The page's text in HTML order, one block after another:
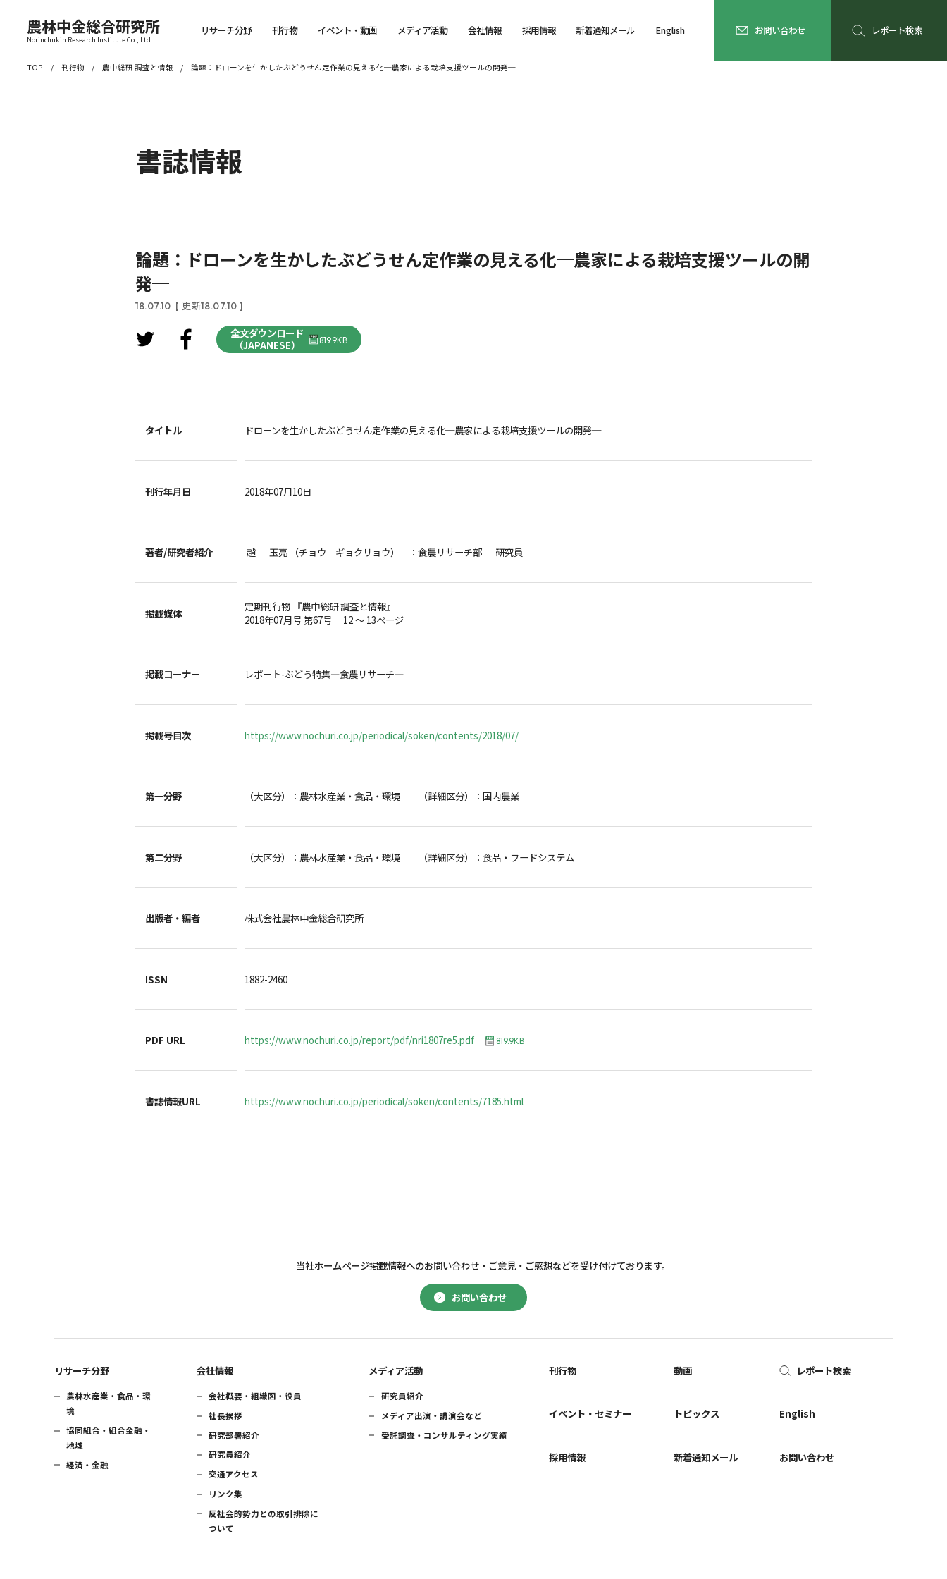
農林中金総合研究所
Norinchukin Research Institute Co., Ltd.
リサーチ分野 刊行物 イベント・動画 メディア活動 会社情報 採用情報 新着通知メール English お問い合わせ レポート検索
TOP 刊行物 農中総研 調査と情報 論題：ドローンを生かしたぶどうせん定作業の見える化─農家による栽培支援ツールの開発─
書誌情報
論題：ドローンを生かしたぶどうせん定作業の見える化─農家による栽培支援ツールの開
発─
18.07.10 [ 更新18.07.10 ]
全文ダウンロード
（JAPANESE）
819.9KB
タイトル ドローンを生かしたぶどうせん定作業の見える化─農家による栽培支援ツールの開発─
刊行年月日 2018年07月10日
著者/研究者紹介 趙 玉亮 （チョウ ギョクリョウ） ：食農リサーチ部 研究員
掲載媒体
定期刊行物 『農中総研 調査と情報』
2018年07月号 第67号 12 ～ 13ページ
掲載コーナー レポート-ぶどう特集―食農リサーチ―
掲載号目次 https://www.nochuri.co.jp/periodical/soken/contents/2018/07/
第一分野 （大区分）：農林水産業・食品・環境 （詳細区分）：国内農業
第二分野 （大区分）：農林水産業・食品・環境 （詳細区分）：食品・フードシステム
出版者・編者 株式会社農林中金総合研究所
ISSN 1882-2460
PDF URL https://www.nochuri.co.jp/report/pdf/nri1807re5.pdf 819.9KB
書誌情報URL https://www.nochuri.co.jp/periodical/soken/contents/7185.html
お問い合わせ
当社ホームページ掲載情報へのお問い合わせ・ ご意見・ご感想などを受け付けております。
リサーチ分野
農林水産業・食品・環
境
協同組合・組合金融・
地域
経済・金融
会社情報
会社概要・組織図・役員
社長挨拶
研究部署紹介
研究員紹介
交通アクセス
リンク集
反社会的勢力との取引排除に
ついて
メディア活動
研究員紹介
メディア出演・講演会など
受託調査・コンサルティング実績
刊行物
イベント・セミナー
採用情報
動画
トピックス
新着通知メール
レポート検索
English
お問い合わせ